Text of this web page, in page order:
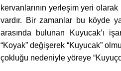
kervanlarının yerleşim yeri
vardır. Bir zamanlar bu köyde
arasında bulunan Kuyucak’ı
“Koyak” değişerek “Kuyucak”
çokluğu nedeniyle yöreye